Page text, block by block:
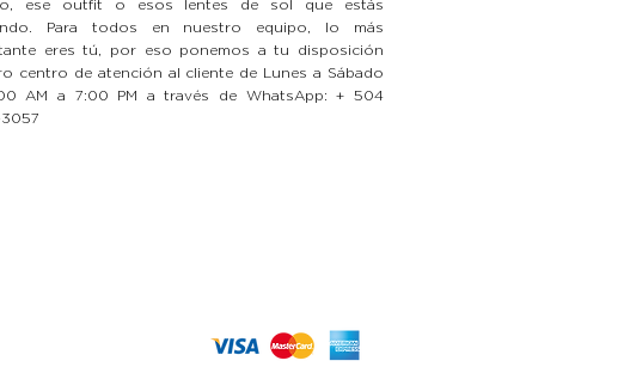
ese outfit o esos lentes de sol que estás
Para todos en nuestro equipo, lo más
eres tú, por eso ponemos a tu disposición
centro de atención al cliente de Lunes a Sábado
AM a 7:00 PM a través de WhatsApp: + 504